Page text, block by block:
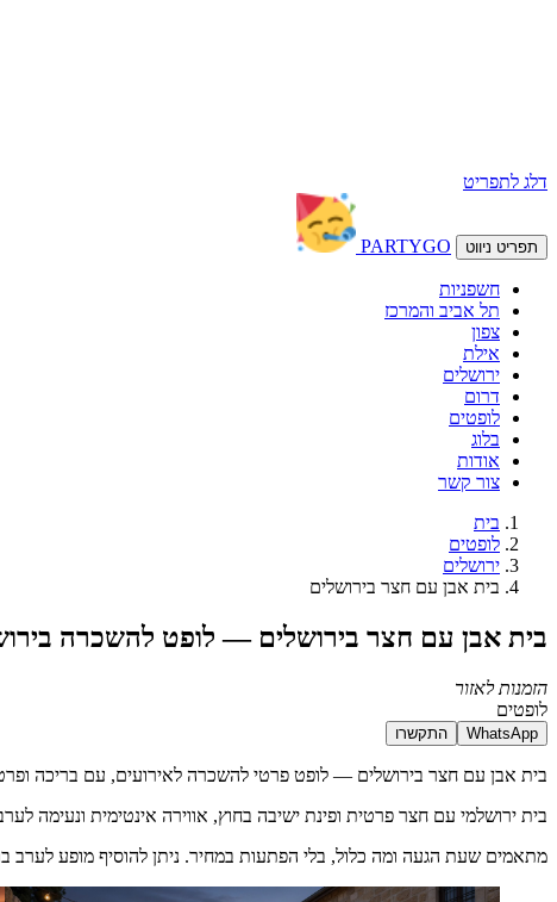
דלג לתפריט
תפריט ניווט PARTYGO
חשפניות
תל אביב והמרכז
צפון
אילת
ירושלים
דרום
לופטים
בלוג
אודות
צור קשר
בית
לופטים
ירושלים
בית אבן עם חצר בירושלים
בית אבן עם חצר בירושלים — לופט להשכרה
הזמנות לאזור
לופטים
WhatsApp התקשרו
בית אבן עם חצר בירושלים — לופט פרטי להשכרה לאירועים, עם בריכה
בית ירושלמי עם חצר פרטית ופינת ישיבה בחוץ, אווירה אינטימית ונעימה
מתאמים שעת הגעה ומה כלול, בלי הפתעות במחיר. ניתן להוסיף מופע לערב